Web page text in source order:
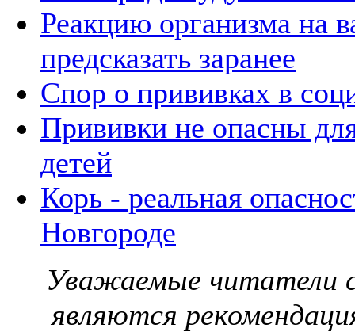
Реакцию организма на
предсказать заранее
Спор о прививках в
Прививки не опасны
детей
Корь - реальная
Новгороде
Уважаемые читатели
являются